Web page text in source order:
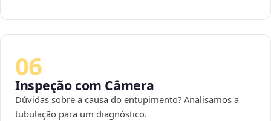
06
Inspeção com Câmera
Dúvidas sobre a causa do entupimento? Analisamos a
tubulação para um diagnóstico.